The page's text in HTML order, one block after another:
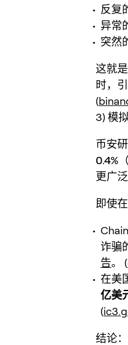
反复
异常
突然
这就
时，
(
3) 模
币安
0.4%
更广
即使
诈骗
告。 (
在美
亿美
(
结论